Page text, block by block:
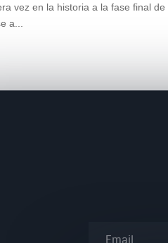
vez en la historia a la fase final
a...